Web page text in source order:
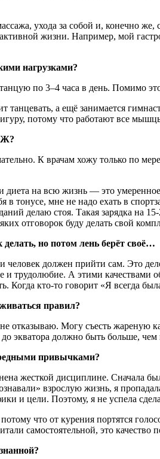
ухода за собой и, конечно
жизни. Например, мой
нагрузками?
по 3–4 часа в день. Помимо
танцевать, а ещё занимается
потому что работают все
К врачам хожу только по
диета на всю жизнь — это
в тонусе, мне не надо ехать в
делаю стоя. Такая зарядка на
отговорок буду делать свой
но потом лень берёт своё…
человек должен прийти сам. Это
и трудолюбие. А этими качествами
Когда кто-то говорит «Я всегда
правил?
отказываю. Могу съесть жареную
экватора должно быть больше,
привычками?
жесткой дисциплине. Сначала
взрослую жизнь, я
и цели. Поэтому, я не успела
что от курения портятся
самостоятельной, это качество